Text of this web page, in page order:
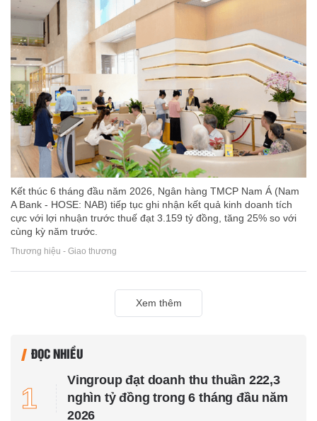
Kết thúc 6 tháng đầu năm 2026, Ngân hàng TMCP Nam Á (Nam
A Bank - HOSE: NAB) tiếp tục ghi nhận kết quả kinh doanh tích
cực với lợi nhuận trước thuế đạt 3.159 tỷ đồng, tăng 25% so với
cùng kỳ năm trước.
Thương hiệu - Giao thương
Xem thêm
ĐỌC NHIỀU
1
Vingroup đạt doanh thu thuần 222,3
nghìn tỷ đồng trong 6 tháng đầu năm
2026